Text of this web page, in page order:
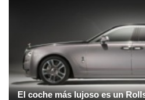
El coche más lujoso es un